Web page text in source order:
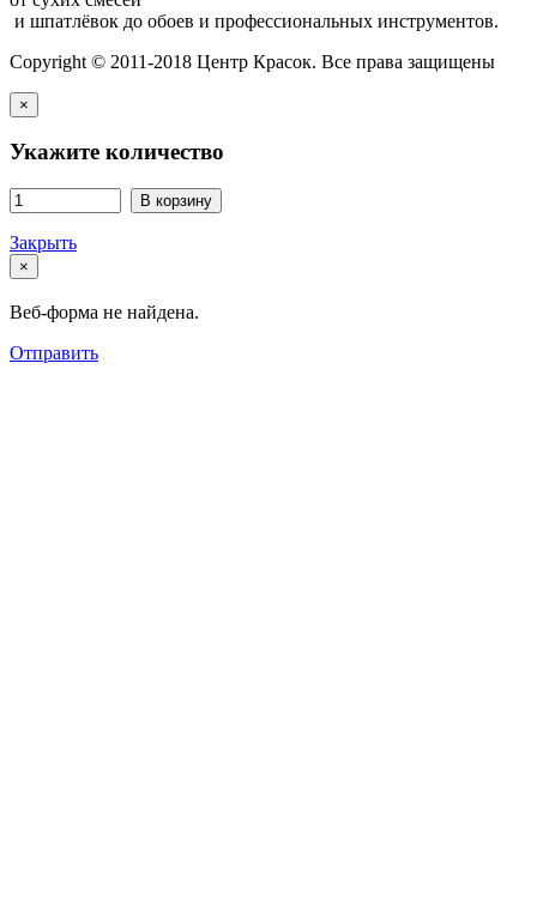
и шпатлёвок до обоев и профессиональных инструментов.
Copyright © 2011-2018 Центр Красок. Все права защищены
×
Укажите количество
В корзину
Закрыть
×
Веб-форма не найдена.
Отправить